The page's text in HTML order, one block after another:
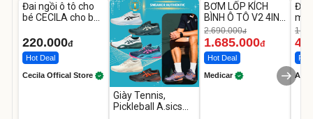
Đai ngồi ô tô cho
bé CECILA cho bé
220.000đ
Hot Deal
Cecila Offical Store
Giày Tennis,
Pickleball A.sics
-37%
BƠM LỐP KÍCH
BÌNH Ô TÔ V2 4IN1
Medicar
12.000mAh
2.690.000đ
1.685.000đ
Hot Deal
Medicar A